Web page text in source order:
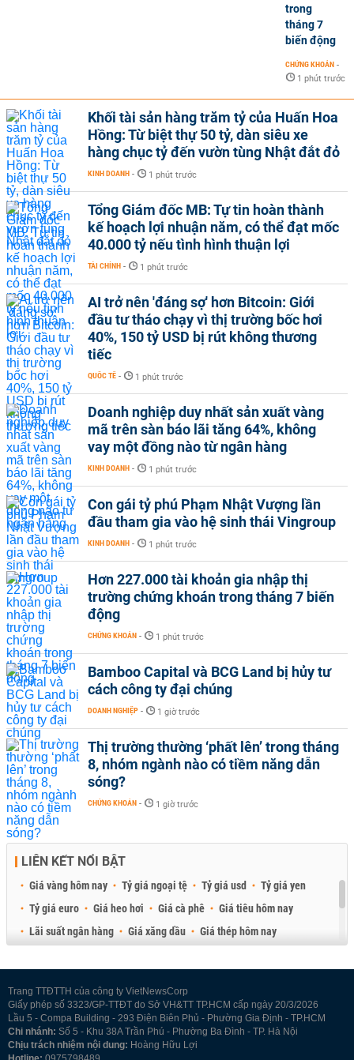
trong
tháng 7
biến động
CHỨNG KHOÁN -
1 phút trước
Khối tài sản hàng trăm tỷ của Huấn Hoa
Hồng: Từ biệt thự 50 tỷ, dàn siêu xe
hàng chục tỷ đến vườn tùng Nhật đắt đỏ
KINH DOANH - 1 phút trước
Tổng Giám đốc MB: Tự tin hoàn thành
kế hoạch lợi nhuận năm, có thể đạt mốc
40.000 tỷ nếu tình hình thuận lợi
TÀI CHÍNH - 1 phút trước
AI trở nên 'đáng sợ' hơn Bitcoin: Giới
đầu tư tháo chạy vì thị trường bốc hơi
40%, 150 tỷ USD bị rút không thương
tiếc
QUỐC TẾ - 1 phút trước
Doanh nghiệp duy nhất sản xuất vàng
mã trên sàn báo lãi tăng 64%, không
vay một đồng nào từ ngân hàng
KINH DOANH - 1 phút trước
Con gái tỷ phú Phạm Nhật Vượng lần
đầu tham gia vào hệ sinh thái Vingroup
KINH DOANH - 1 phút trước
Hơn 227.000 tài khoản gia nhập thị
trường chứng khoán trong tháng 7 biến
động
CHỨNG KHOÁN - 1 phút trước
Bamboo Capital và BCG Land bị hủy tư
cách công ty đại chúng
DOANH NGHIỆP - 1 giờ trước
Thị trường thường ‘phất lên’ trong tháng
8, nhóm ngành nào có tiềm năng dẫn
sóng?
CHỨNG KHOÁN - 1 giờ trước
LIÊN KẾT NỔI BẬT
Giá vàng hôm nay Tỷ giá ngoại tệ Tỷ giá usd
Tỷ giá yen
Tỷ giá euro
Giá heo hơi Giá cà phê
Giá tiêu hôm nay
Lãi suất ngân hàng
Giá xăng dầu
Giá thép hôm nay
Trang TTĐTTH của công ty VietNewsCorp
Giấy phép số 3323/GP-TTĐT do Sở VH&TT TP.HCM cấp ngày 20/3/2026
Lầu 5 - Compa Building - 293 Điện Biên Phủ - Phường Gia Định - TP.HCM
Chi nhánh: Số 5 - Khu 38A Trần Phú - Phường Ba Đình - TP. Hà Nội
Chịu trách nhiệm nội dung: Hoàng Hữu Lợi